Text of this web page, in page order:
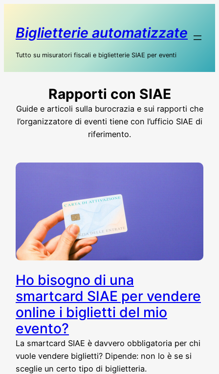
contenuto
Biglietterie automatizzate
Tutto su misuratori fiscali e biglietterie SIAE per eventi
Rapporti con SIAE
Guide e articoli sulla burocrazia e sui rapporti che
l’organizzatore di eventi tiene con l’ufficio SIAE di
riferimento.
Ho bisogno di una
smartcard SIAE per vendere
online i biglietti del mio
evento?
La smartcard SIAE è davvero obbligatoria per chi
vuole vendere biglietti? Dipende: non lo è se si
sceglie un certo tipo di biglietteria.